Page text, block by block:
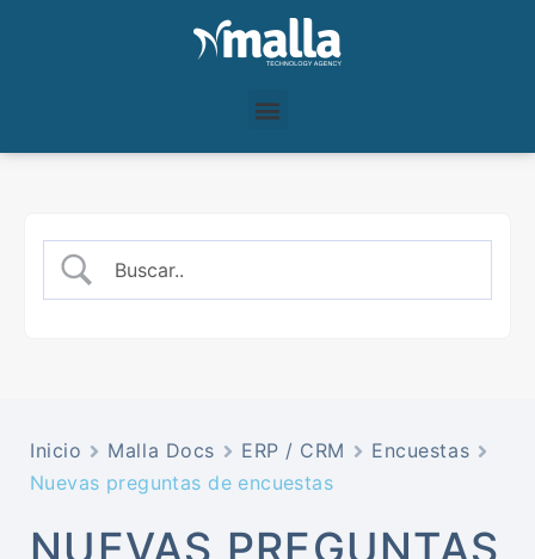
Inicio Malla Docs ERP / CRM
Encuestas
Nuevas preguntas de encuestas
NUEVAS PREGUNTAS